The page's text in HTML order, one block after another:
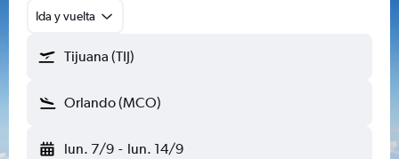
Ida y vuelta
Tijuana (TIJ)
Orlando (MCO)
lun. 7/9 - lun. 14/9